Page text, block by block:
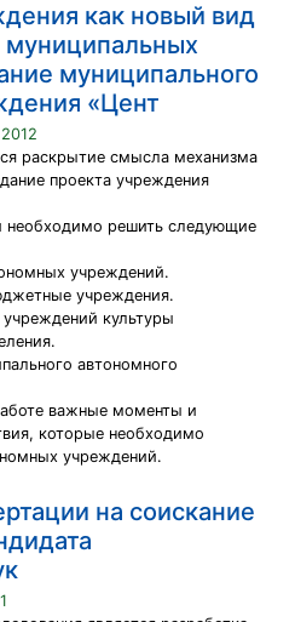
как новый вид
муниципальных
муниципального
«Цент
раскрытие смысла механизма
проекта учреждения
необходимо решить следующие
учреждений.
учреждения.
культуры
автономного
важные моменты и
которые необходимо
учреждений.
на соискание